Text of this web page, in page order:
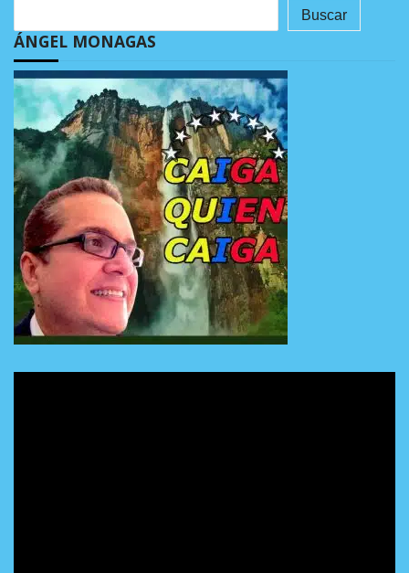
Buscar
ÁNGEL MONAGAS